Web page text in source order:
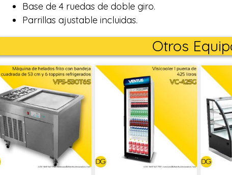
Base de 4 ruedas de doble giro.
Parrillas ajustable incluidas.
Otros